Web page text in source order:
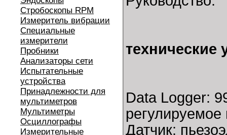
Стробоскопы RPM
Измеритель вибрации
Специальные
измерители
Пробники
Анализаторы сети
Испытательные
устройства
Принадлежности для
мультиметров
Мультиметры
Осциллографы
Измерительные
технические
Data Logger:
Датчик: